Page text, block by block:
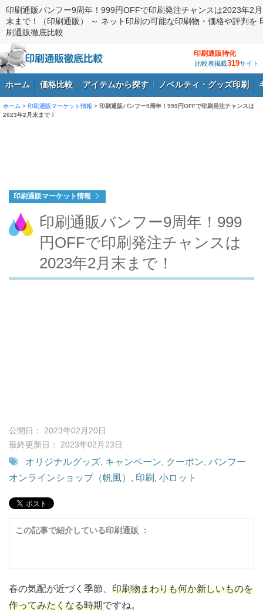
印刷通販バンフー9周年！999円OFFで印刷発注チャンスは2023年2月
末まで！（印刷通販） ～ ネット印刷の可能な印刷物・価格や評判を
刷通販徹底比較
印刷通販特化
比較表掲載319サイト
ホーム 価格比較 アイテムから探す ノベルティ・グッズ印刷
ホーム > 印刷通販マーケット情報 > 印刷通販バンフー9周年！999円OFFで印刷発注チャンスは
2023年2月末まで！
印刷通販マーケット情報
印刷通販バンフー9周年！999
円OFFで印刷発注チャンスは
2023年2月末まで！
公開日： 2023年02月20日
最終更新日： 2023年02月23日
オリジナルグッズ, キャンペーン, クーポン, バンフー
オンラインショップ（帆風） , 印刷 , 小ロット
この記事で紹介している印刷通販 ：
春の気配が近づく季節、 印刷物まわりも何か新しいものを
作ってみたくなる時期ですね。